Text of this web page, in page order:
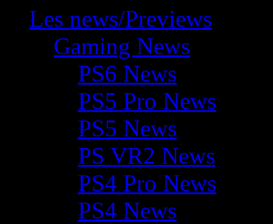
Les news/Previews
Gaming News
PS6 News
PS5 Pro News
PS5 News
PS VR2 News
PS4 Pro News
PS4 News